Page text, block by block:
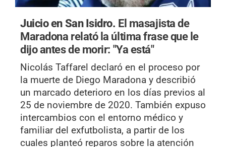
Juicio en San Isidro. El masajista de
Maradona relató la última frase que le
dijo antes de morir: "Ya está"
Nicolás Taffarel declaró en el proceso por
la muerte de Diego Maradona y describió
un marcado deterioro en los días previos al
25 de noviembre de 2020. También expuso
intercambios con el entorno médico y
familiar del exfutbolista, a partir de los
cuales planteó reparos sobre la atención